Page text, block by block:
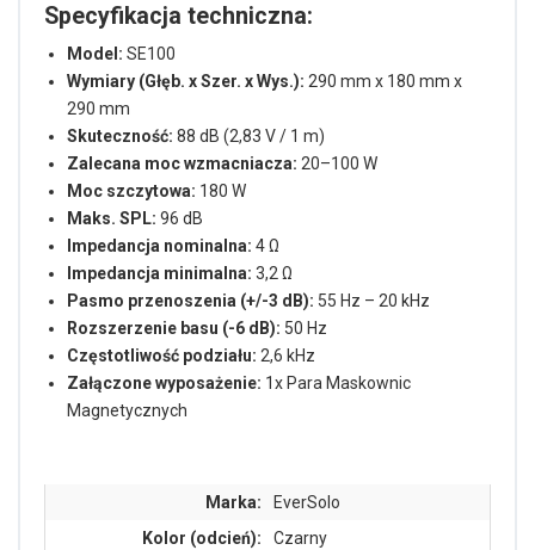
Specyfikacja techniczna:
Model: SE100
Wymiary (Głęb. x Szer. x Wys.): 290 mm x 180 mm x
290 mm
Skuteczność: 88 dB (2,83 V / 1 m)
Zalecana moc wzmacniacza: 20–100 W
Moc szczytowa: 180 W
Maks. SPL: 96 dB
Impedancja nominalna: 4 Ω
Impedancja minimalna: 3,2 Ω
Pasmo przenoszenia (+/-3 dB): 55 Hz – 20 kHz
Rozszerzenie basu (-6 dB): 50 Hz
Częstotliwość podziału: 2,6 kHz
Załączone wyposażenie: 1x Para Maskownic
Magnetycznych
Marka:
EverSolo
Kolor (odcień):
Czarny